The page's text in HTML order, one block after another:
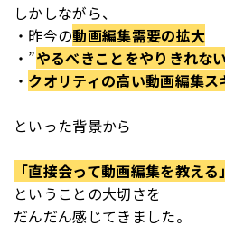
しかしながら、
・昨今の動画編集需要の拡大
・”やるべきことをやりきれな
・ クオリティの高い動画編集ス
といった背景から
「直接会って動画編集を教える」
ということの大切さを
だんだん感じてきました。